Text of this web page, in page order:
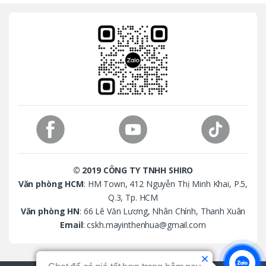
l
© 2019 CÔNG TY TNHH SHIRO
Văn phòng HCM: HM Town, 412 Nguyễn Thị Minh Khai, P.5,
Q.3, Tp. HCM
Văn phòng HN: 66 Lê Văn Lương, Nhân Chính, Thanh Xuân
Email: cskh.mayinthenhua@gmail.com